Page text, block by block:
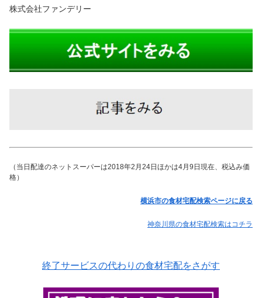
株式会社ファンデリー
（当日配達のネットスーパーは2018年2月24日ほかは4月9日現在、税込み価
格）
横浜市の食材宅配検索ページに戻る
神奈川県の食材宅配検索はコチラ
終了サービスの代わりの食材宅配をさがす